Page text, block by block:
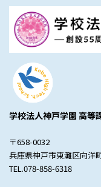
学校法人神戸学園 高等
〒658-0032
兵庫県神戸市東灘区向洋
TEL.078-858-6318